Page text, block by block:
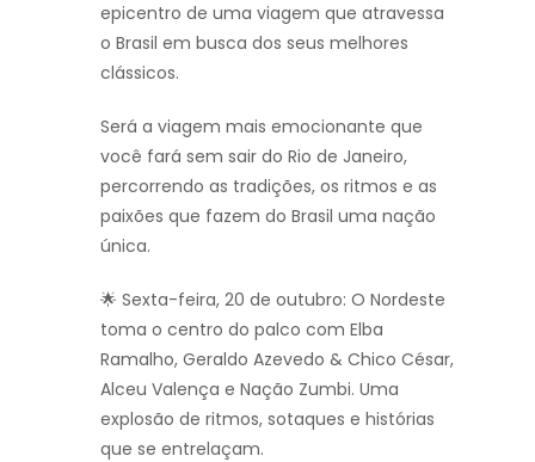
epicentro de uma viagem que atravessa
o Brasil em busca dos seus melhores
clássicos.
Será a viagem mais emocionante que
você fará sem sair do Rio de Janeiro,
percorrendo as tradições, os ritmos e as
paixões que fazem do Brasil uma nação
única.
🌟 Sexta-feira, 20 de outubro: O Nordeste
toma o centro do palco com Elba
Ramalho, Geraldo Azevedo & Chico César,
Alceu Valença e Nação Zumbi. Uma
explosão de ritmos, sotaques e histórias
que se entrelaçam.